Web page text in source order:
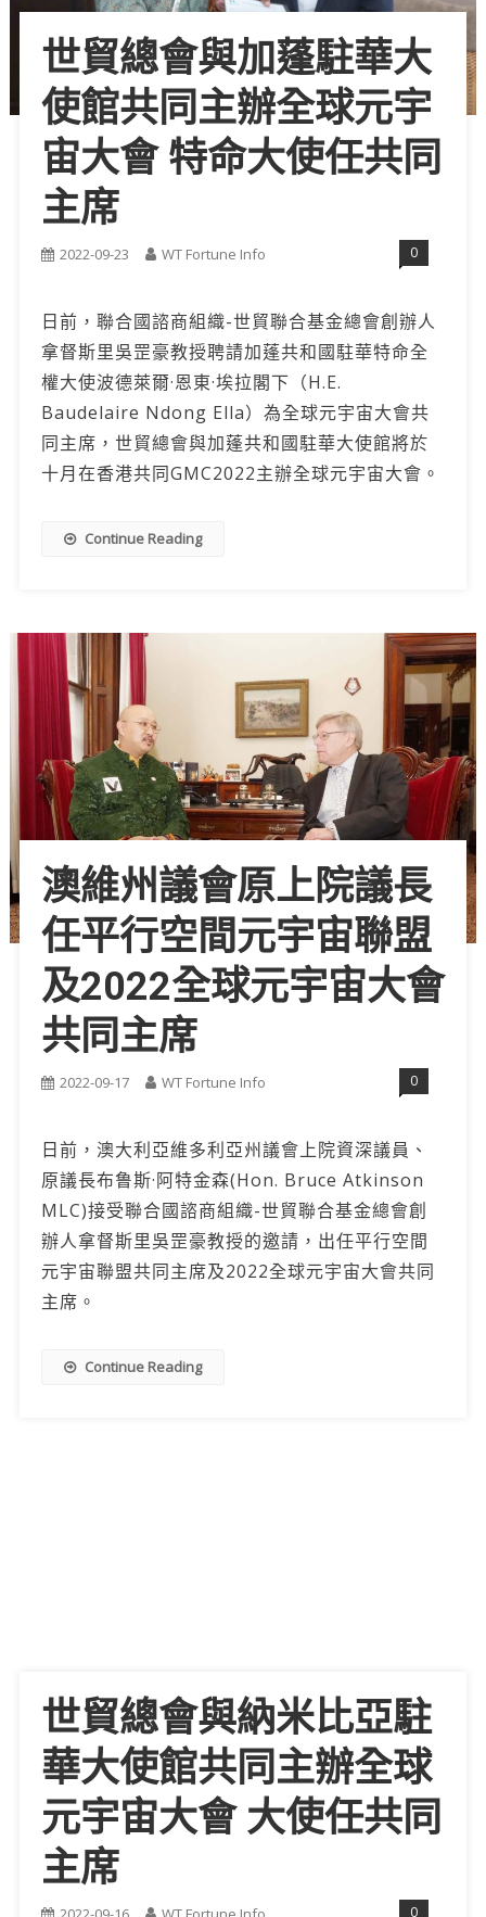
世貿總會與加蓬駐華大
使館共同主辦全球元宇
宙大會 特命大使任共同
主席
2022-09-23 WT Fortune Info 0
日前，聯合國諮商組織-世貿聯合基金總會創辦人
拿督斯里吳罡豪教授聘請加蓬共和國駐華特命全
權大使波德萊爾·恩東·埃拉閣下（H.E.
Baudelaire Ndong Ella）為全球元宇宙大會共
同主席，世貿總會與加蓬共和國駐華大使館將於
十月在香港共同GMC2022主辦全球元宇宙大會。
Continue Reading
澳維州議會原上院議長
任平行空間元宇宙聯盟
及2022全球元宇宙大會
共同主席
2022-09-17 WT Fortune Info 0
日前，澳大利亞維多利亞州議會上院資深議員、
原議長布鲁斯·阿特金森(Hon. Bruce Atkinson
MLC)接受聯合國諮商組織-世貿聯合基金總會創
辦人拿督斯里吳罡豪教授的邀請，出任平行空間
元宇宙聯盟共同主席及2022全球元宇宙大會共同
主席。
Continue Reading
世貿總會與納米比亞駐
華大使館共同主辦全球
元宇宙大會 大使任共同
主席
0